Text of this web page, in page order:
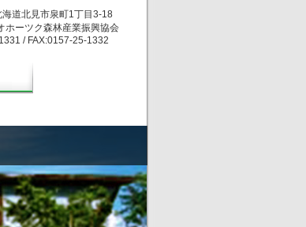
道北見市泉町1丁目3-18
ホーツク森林産業振興協会
/ FAX:0157-25-1332